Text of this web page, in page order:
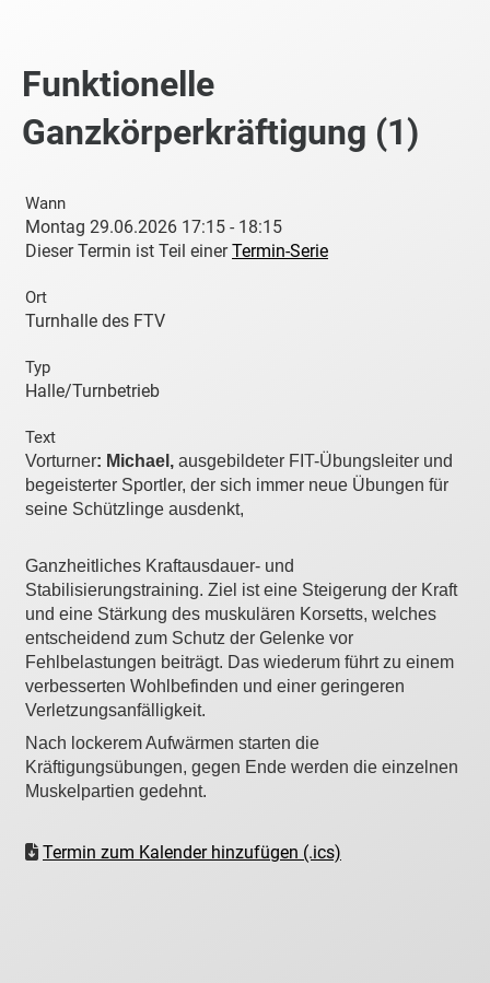
Funktionelle
Ganzkörperkräftigung (1)
Wann
Montag 29.06.2026 17:15 - 18:15
Dieser Termin ist Teil einerTermin-Serie
Ort
Turnhalle des FTV
Typ
Halle/Turnbetrieb
Text
Vorturner: Michael, ausgebildeter FIT-Übungsleiter und
begeisterter Sportler, der sich immer neue Übungen für
seine Schützlinge ausdenkt,
Ganzheitliches Kraftausdauer- und
Stabilisierungstraining. Ziel ist eine Steigerung der Kraft
und eine Stärkung des muskulären Korsetts, welches
entscheidend zum Schutz der Gelenke vor
Fehlbelastungen beiträgt. Das wiederum führt zu einem
verbesserten Wohlbefinden und einer geringeren
Verletzungsanfälligkeit.
Nach lockerem Aufwärmen starten die
Kräftigungsübungen, gegen Ende werden die einzelnen
Muskelpartien gedehnt.
Termin zum Kalender hinzufügen (.ics)